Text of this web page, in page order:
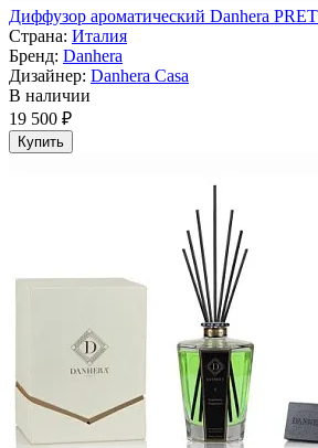
Диффузор ароматический Danhera
Страна: Италия
Бренд: Danhera
Дизайнер: Danhera Casa
В наличии
19 500 ₽
Купить